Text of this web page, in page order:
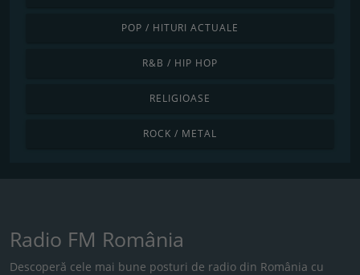
POP / HITURI ACTUALE
R&B / HIP HOP
RELIGIOASE
ROCK / METAL
Radio FM România
Descoperă cele mai bune posturi de radio din România cu